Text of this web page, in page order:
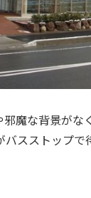
魔な背景がな
スストップ